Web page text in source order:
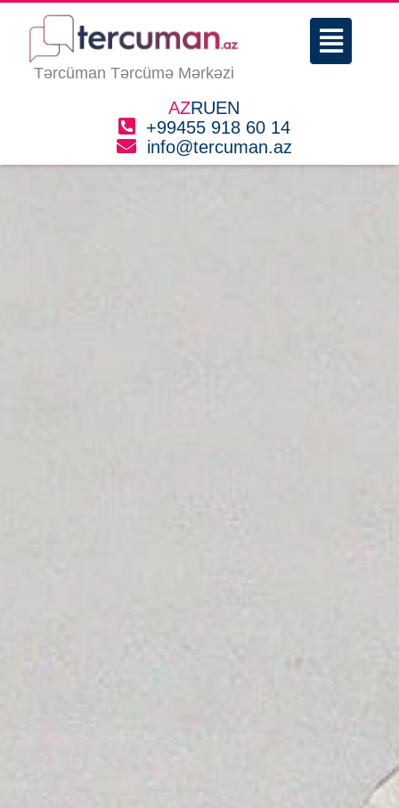
content
Tərcüman Tərcümə Mərkəzi
Menu
AZRUEN
+99455 918 60 14
info@tercuman.az